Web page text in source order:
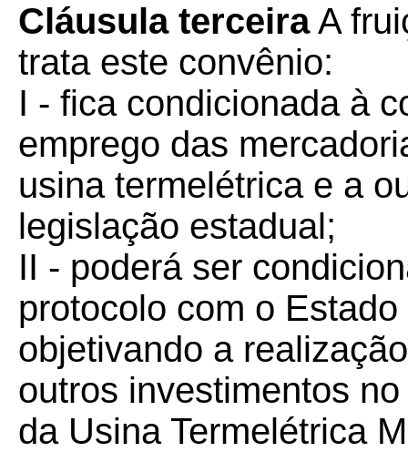
Cláusula terceiraA
trata este convênio:
I - fica condicionada à
emprego das
usina termelétrica e a
legislação estadual;
II - poderá ser
protocolo com o
objetivando a
outros investimentos
da Usina Termelétrica